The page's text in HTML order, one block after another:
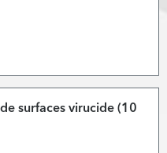
surfaces virucide (10